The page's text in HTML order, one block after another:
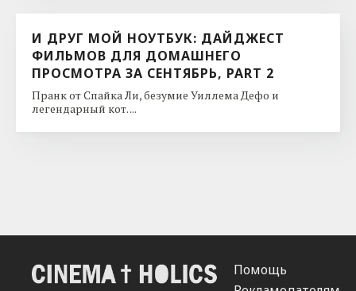
И ДРУГ МОЙ НОУТБУК: ДАЙДЖЕСТ
ФИЛЬМОВ ДЛЯ ДОМАШНЕГО
ПРОСМОТРА ЗА СЕНТЯБРЬ, PART 2
Пранк от Спайка Ли, безумие Уиллема Дефо и
легендарный кот. ...
Помощь